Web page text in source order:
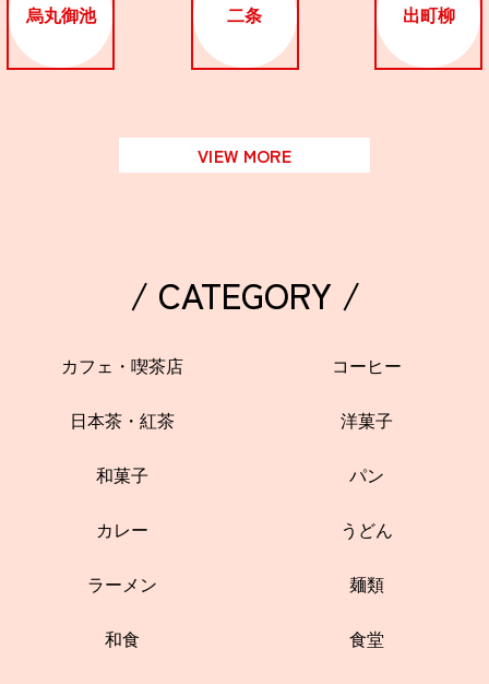
烏丸御池 二条 出町柳
VIEW MORE
/ CATEGORY /
カフェ・喫茶店 コーヒー
日本茶・紅茶 洋菓子
和菓子 パン
カレー うどん
ラーメン 麺類
和食 食堂